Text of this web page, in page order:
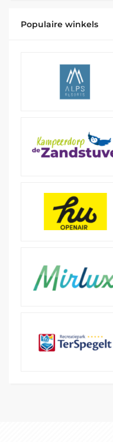
Populaire winkels